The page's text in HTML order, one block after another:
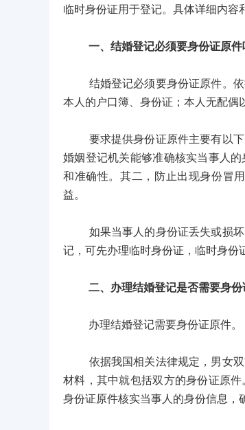
临时身份证用于登记。具体详细内容
一、结婚登记必须要身份证原件
结婚登记必须要身份证原件。依
本人的户口簿、身份证；本人无配偶
要求提供身份证原件主要有以下
婚姻登记机关能够准确核实当事人
和准确性。其二，防止出现身份冒
益。
如果当事人的身份证丢失或损坏
记，可先办理临时身份证，临时身份
二、办理结婚登记是否需要身份
办理结婚登记需要身份证原件。
依据我国相关法律规定，男女双
材料，其中就包括双方的身份证原
身份证原件核实当事人的身份信息，